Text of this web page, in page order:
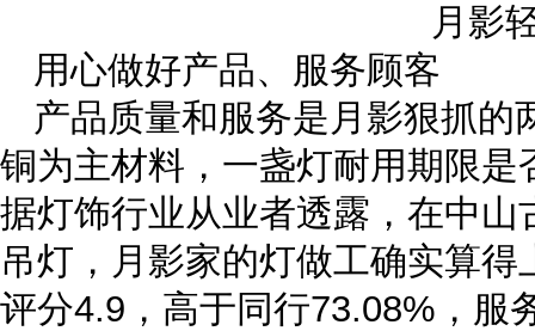
月影
用心做好产品、服务顾客
产品质量和服务是月影狠抓的
铜为主材料，一盏灯耐用期限
据灯饰行业从业者透露，在中
吊灯，月影家的灯做工确实算
评分4.9，高于同行73.08%，服